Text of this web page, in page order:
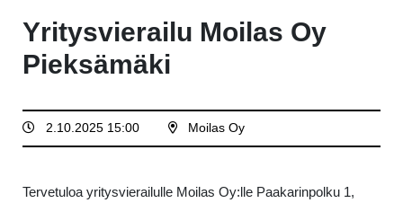
Yritysvierailu Moilas Oy
Pieksämäki
2.10.2025 15:00 Moilas Oy
Tervetuloa yritysvierailulle Moilas Oy:lle Paakarinpolku 1,